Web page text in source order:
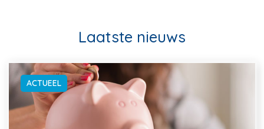
Laatste nieuws
ACTUEEL